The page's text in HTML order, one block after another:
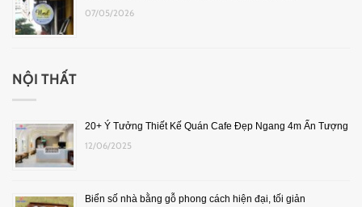
07/05/2026
NỘI THẤT
20+ Ý Tưởng Thiết Kế Quán Cafe Đẹp Ngang 4m Ấn Tượng
12/06/2025
Biển số nhà bằng gỗ phong cách hiện đại, tối giản